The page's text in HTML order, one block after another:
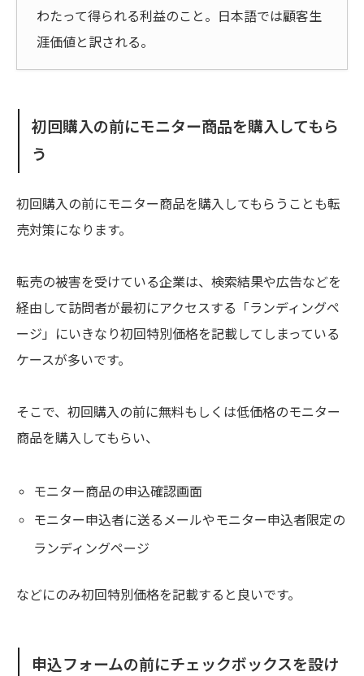
わたって得られる利益のこと。日本語では顧客生
涯価値と訳される。
初回購入の前にモニター商品を購入してもら
う
初回購入の前にモニター商品を購入してもらうことも転
売対策になります。
転売の被害を受けている企業は、検索結果や広告などを
経由して訪問者が最初にアクセスする「ランディングペ
ージ」にいきなり初回特別価格を記載してしまっている
ケースが多いです。
そこで、初回購入の前に無料もしくは低価格のモニター
商品を購入してもらい、
モニター商品の申込確認画面
モニター申込者に送るメールやモニター申込者限定の
ランディングページ
などにのみ初回特別価格を記載すると良いです。
申込フォームの前にチェックボックスを設け